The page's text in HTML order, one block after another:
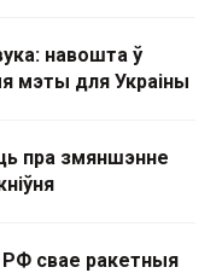
навошта ў
мэты для Украіны
пра змяншэнне
РФ свае ракетныя